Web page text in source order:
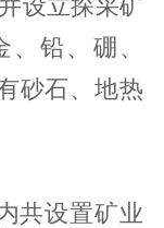
铅、硼、
砂石、地热
共设置矿业